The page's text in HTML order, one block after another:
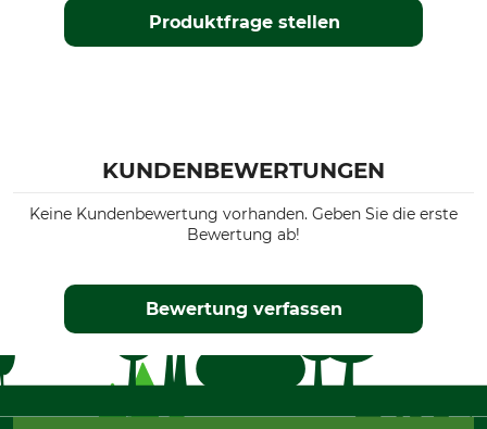
Produktfrage stellen
KUNDENBEWERTUNGEN
Keine Kundenbewertung vorhanden. Geben Sie die erste
Bewertung ab!
Bewertung verfassen